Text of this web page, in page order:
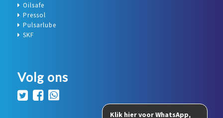
Oilsafe
Pressol
Pulsarlube
SKF
Volg ons